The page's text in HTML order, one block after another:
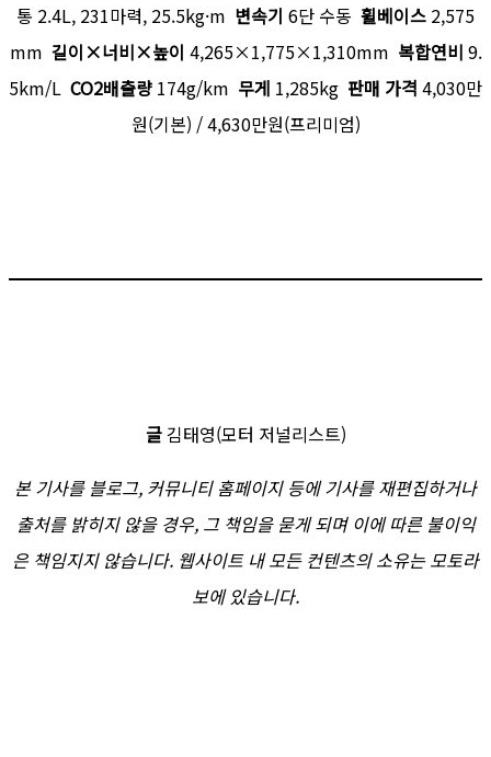
통 2.4L, 231마력, 25.5kg·m 변속기 6단 수동 휠베이스 2,575
mm 길이×너비×높이 4,265×1,775×1,310mm 복합연비 9.
5km/L CO2배출량 174g/km 무게 1,285kg 판매 가격 4,030만
원(기본) / 4,630만원(프리미엄)
글김태영(모터 저널리스트)
본 기사를 블로그, 커뮤니티 홈페이지 등에 기사를 재편집하거나
출처를 밝히지 않을 경우, 그 책임을 묻게 되며 이에 따른 불이익
은 책임지지 않습니다. 웹사이트 내 모든 컨텐츠의 소유는 모토라
보에 있습니다.